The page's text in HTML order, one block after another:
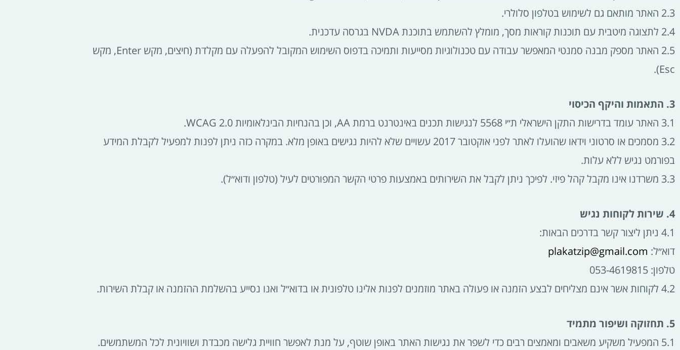
2.3 האתר מותאם גם לשימוש בטלפון סלולרי.
2.4 לתצוגה מיטבית עם תוכנות קוראות מסך, מומלץ להשתמש בתוכנת NVDA בגרסה עדכנית.
2.5 האתר מספק מבנה סמנטי המאפשר עבודה עם טכנולוגיות מסייעות ותמיכה בדפוס השימוש המקובל להפעלה עם מקלדת (חיצים, מקש Enter, מקש
Esc).
3. התאמות והיקף הכיסוי
3.1 האתר עומד בדרישות התקן הישראלי ת״י 5568 לנגישות תכנים באינטרנט ברמת AA, וכן בהנחיות הבינלאומיות WCAG 2.0.
3.2 מסמכים או סרטוני וידאו שהועלו לאתר לפני אוקטובר 2017 עשויים שלא להיות נגישים באופן מלא. במקרה כזה ניתן לפנות למפעיל לקבלת המידע
בפורמט נגיש ללא עלות.
3.3 משרדנו אינו מקבל קהל פיזי. לפיכך ניתן לקבל את השירותים באמצעות פרטי הקשר המפורטים לעיל (טלפון ודוא״ל).
4. שירות לקוחות נגיש
4.1 ניתן ליצור קשר בדרכים הבאות:
דוא״ל: plakatzip@gmail.com
טלפון: 053-4619815
4.2 לקוחות אשר אינם מצליחים לבצע הזמנה או פעולה באתר מוזמנים לפנות אלינו טלפונית או בדוא״ל ואנו נסייע בהשלמת ההזמנה או קבלת השירות.
5. תחזוקה ושיפור מתמיד
5.1 המפעיל משקיע משאבים ומאמצים רבים כדי לשפר את נגישות האתר באופן שוטף, על מנת לאפשר חוויית גלישה מכבדת ושוויונית לכל המשתמשים.